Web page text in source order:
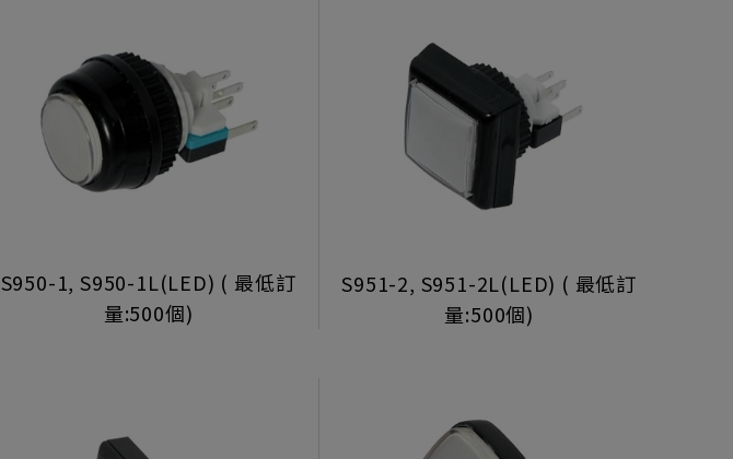
S950-1, S950-1L(LED) ( 最低訂
量:500個)
S951-2, S951-2L(LED) ( 最低訂
量:500個)